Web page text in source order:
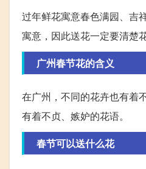
过年鲜花寓意春色满园、吉
寓意，因此送花一定要清楚花
广州春节花的含义
在广州，不同的花卉也有着
有着不贞、嫉妒的花语。
春节可以送什么花